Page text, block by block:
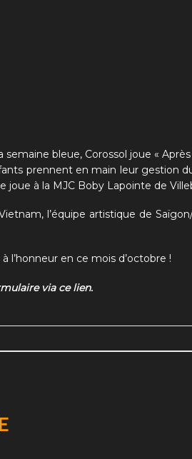
bleue, Corossol joue «
prennent en main leur gestion
joue à la MJC Boby Lapointe de
l’équipe artistique de
l’honneur en ce mois d’octobre !
via ce lien.